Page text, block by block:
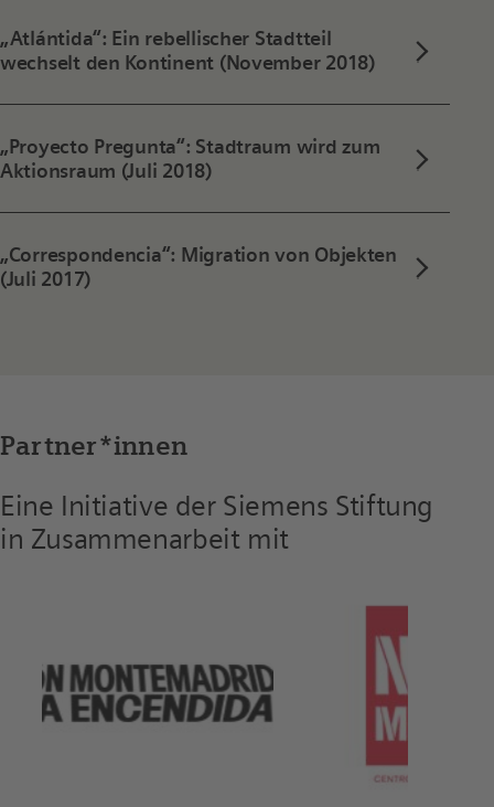
„Atlántida“: Ein rebellischer Stadtteil
wechselt den Kontinent (November 2018)
„Proyecto Pregunta“: Stadtraum wird zum
Aktionsraum (Juli 2018)
„Correspondencia“: Migration von Objekten
(Juli 2017)
Partner*innen
Eine Initiative der Siemens Stiftung
in Zusammenarbeit mit